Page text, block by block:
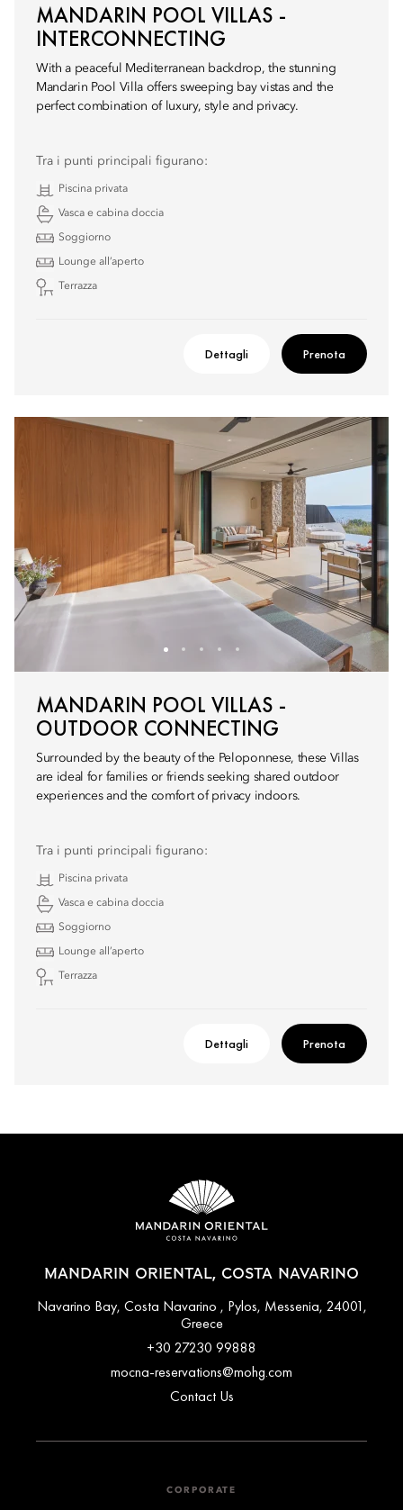
MANDARIN POOL VILLAS -
INTERCONNECTING
With a peaceful Mediterranean backdrop, the stunning
Mandarin Pool Villa offers sweeping bay vistas and the
perfect combination of luxury, style and privacy.
Tra i punti principali figurano:
Piscina privata
Vasca e cabina doccia
Soggiorno
Lounge all’aperto
Terrazza
Dettagli Prenota
MANDARIN POOL VILLAS -
OUTDOOR CONNECTING
Surrounded by the beauty of the Peloponnese, these Villas
are ideal for families or friends seeking shared outdoor
experiences and the comfort of privacy indoors.
Tra i punti principali figurano:
Piscina privata
Vasca e cabina doccia
Soggiorno
Lounge all’aperto
Terrazza
Dettagli Prenota
MANDARIN ORIENTAL, COSTA NAVARINO
Navarino Bay, Costa Navarino , Pylos, Messenia, 24001,
Greece
+30 27230 99888
mocna-reservations@mohg.com
Contact Us
CORPORATE